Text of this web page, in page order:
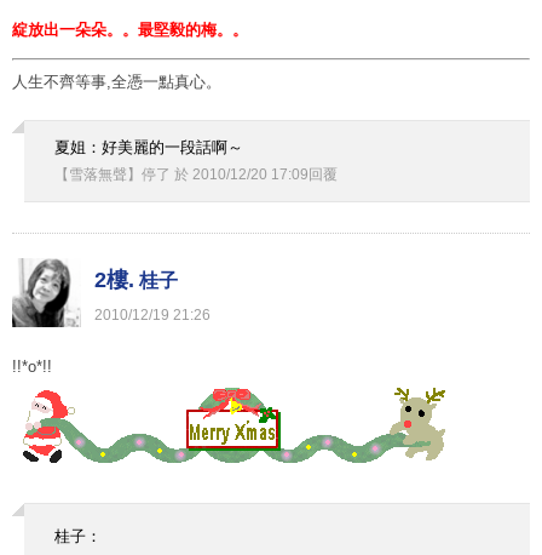
綻放出一朵朵。。最堅毅的梅。。
人生不齊等事,全憑一點真心。
夏姐：好美麗的一段話啊～
【雪落無聲】停了 於 2010/12/20 17:09 回覆
2樓. 桂子
2010/12/19 21:26
!!*o*!!
桂子：